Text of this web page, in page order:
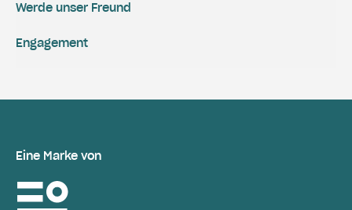
Engagement
Werde unser Freund
Eine Marke von